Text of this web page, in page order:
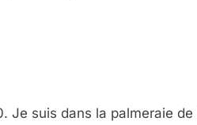
Je suis dans la palmeraie